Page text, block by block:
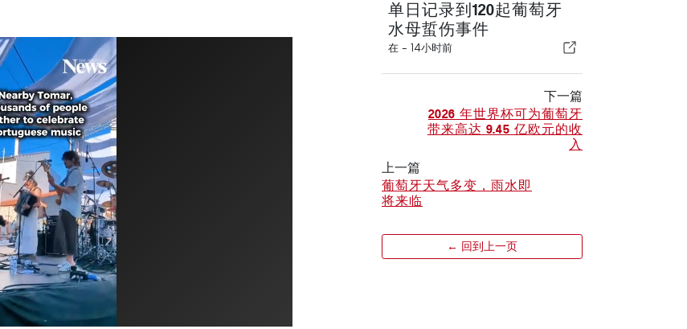
单日记录到120起葡萄牙
水母蜇伤事件
在 - 14小时前
下一篇
2026 年世界杯可为葡萄牙
带来高达 9.45 亿欧元的收
入
上一篇
葡萄牙天气多变，雨水即
将来临
← 回到上一页